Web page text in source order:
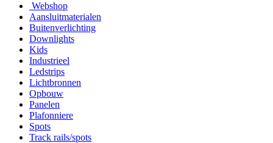
Webshop
Aansluitmaterialen
Buitenverlichting
Downlights
Kids
Industrieel
Ledstrips
Lichtbronnen
Opbouw
Panelen
Plafonniere
Spots
Track rails/spots